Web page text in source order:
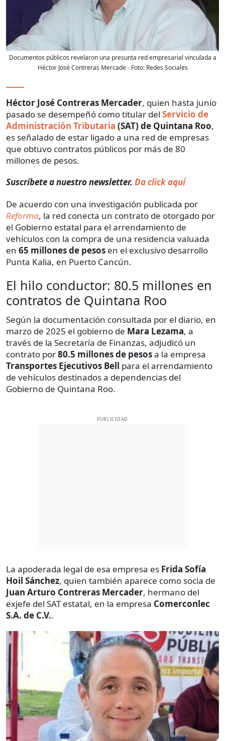
Documentos públicos revelaron una presunta red empresarial vinculada a
Héctor José Contreras Mercade- Foto: Redes Sociales
Héctor José Contreras Mercader, quien hasta junio
pasado se desempeñó como titular del Servicio de
Administración Tributaria (SAT) de Quintana Roo,
es señalado de estar ligado a una red de empresas
que obtuvo contratos públicos por más de 80
millones de pesos.
Suscríbete a nuestro newsletter. Da click aquí
De acuerdo con una investigación publicada por
Reforma, la red conecta un contrato de otorgado por
el Gobierno estatal para el arrendamiento de
vehículos con la compra de una residencia valuada
en 65 millones de pesos en el exclusivo desarrollo
Punta Kalia, en Puerto Cancún.
El hilo conductor: 80.5 millones en
contratos de Quintana Roo
Según la documentación consultada por el diario, en
marzo de 2025 el gobierno de Mara Lezama, a
través de la Secretaría de Finanzas, adjudicó un
contrato por80.5 millones de pesosa la empresa
Transportes Ejecutivos Bell para el arrendamiento
de vehículos destinados a dependencias del
Gobierno de Quintana Roo.
PUBLICIDAD
La apoderada legal de esa empresa es Frida Sofía
Hoil Sánchez, quien también aparece como socia de
Juan Arturo Contreras Mercader, hermano del
exjefe del SAT estatal, en la empresa Comerconlec
S.A. de C.V..